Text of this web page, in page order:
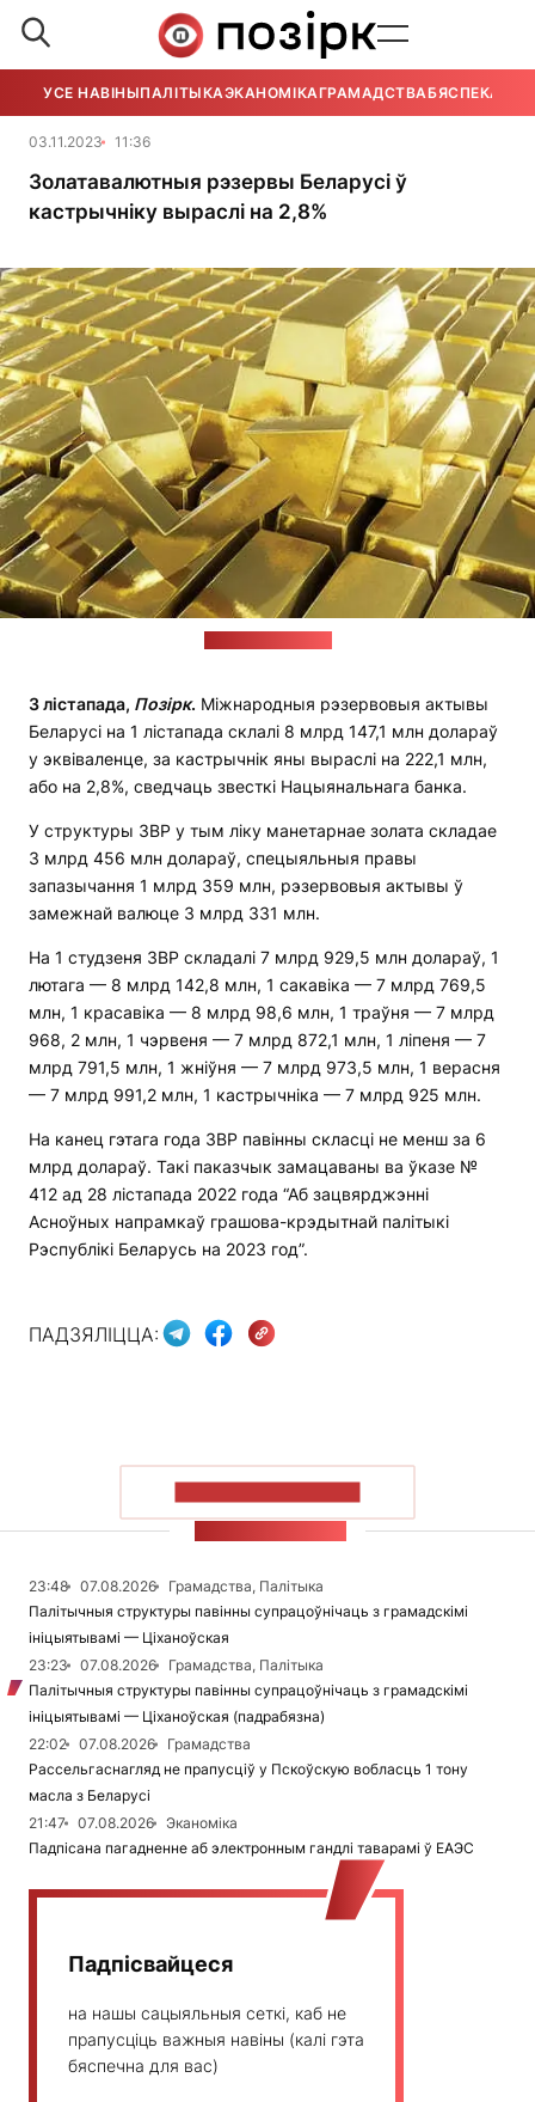
УСЕ НАВІНЫПАЛІТЫКАЭКАНОМІКАГРАМАДСТВАБЯСПЕКА
03.11.2023 11:36
Золатавалютныя рэзервы Беларусі ў
кастрычніку выраслі на 2,8%
3 лістапада, Позірк. Міжнародныя рэзервовыя актывы
Беларусі на 1 лістапада склалі 8 млрд 147,1 млн долараў
у эквіваленце, за кастрычнік яны выраслі на 222,1 млн,
або на 2,8%, сведчаць звесткі Нацыянальнага банка.
У структуры ЗВР у тым ліку манетарнае золата складае
3 млрд 456 млн долараў, спецыяльныя правы
запазычання 1 млрд 359 млн, рэзервовыя актывы ў
замежнай валюце 3 млрд 331 млн.
На 1 студзеня ЗВР складалі 7 млрд 929,5 млн долараў, 1
лютага — 8 млрд 142,8 млн, 1 сакавіка — 7 млрд 769,5
млн, 1 красавіка — 8 млрд 98,6 млн, 1 траўня — 7 млрд
968, 2 млн, 1 чэрвеня — 7 млрд 872,1 млн, 1 ліпеня — 7
млрд 791,5 млн, 1 жніўня — 7 млрд 973,5 млн, 1 верасня
— 7 млрд 991,2 млн, 1 кастрычніка — 7 млрд 925 млн.
На канец гэтага года ЗВР павінны скласці не менш за 6
млрд долараў. Такі паказчык замацаваны ва ўказе №
412 ад 28 лістапада 2022 года “Аб зацвярджэнні
Асноўных напрамкаў грашова-крэдытнай палітыкі
Рэспублікі Беларусь на 2023 год”.
ПАДЗЯЛІЦЦА:
23:48 07.08.2026
Грамадства, Палітыка
Палітычныя структуры павінны супрацоўнічаць з грамадскімі
ініцыятывамі — Ціханоўская
23:23
07.08.2026
Грамадства, Палітыка
Палітычныя структуры павінны супрацоўнічаць з грамадскімі
ініцыятывамі — Ціханоўская (падрабязна)
22:02
07.08.2026
Грамадства
Рассельгаснагляд не прапусціў у Пскоўскую вобласць 1 тону
масла з Беларусі
21:47
07.08.2026
Эканоміка
Падпісана пагадненне аб электронным гандлі таварамі ў ЕАЭС
Падпісвайцеся
на нашы сацыяльныя сеткі, каб не
прапусціць важныя навіны (калі гэта
бяспечна для вас)